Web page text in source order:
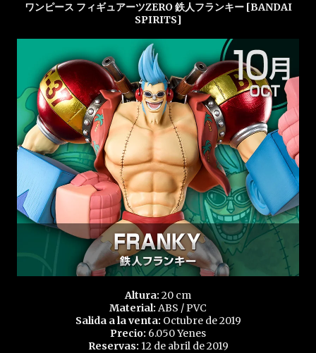
ワンピース フィギュアーツZERO 鉄人フランキー [BANDAI
SPIRITS]
Altura: 20 cm
Material: ABS / PVC
Salida a la venta: Octubre de 2019
Precio: 6.050 Yenes
Reservas: 12 de abril de 2019